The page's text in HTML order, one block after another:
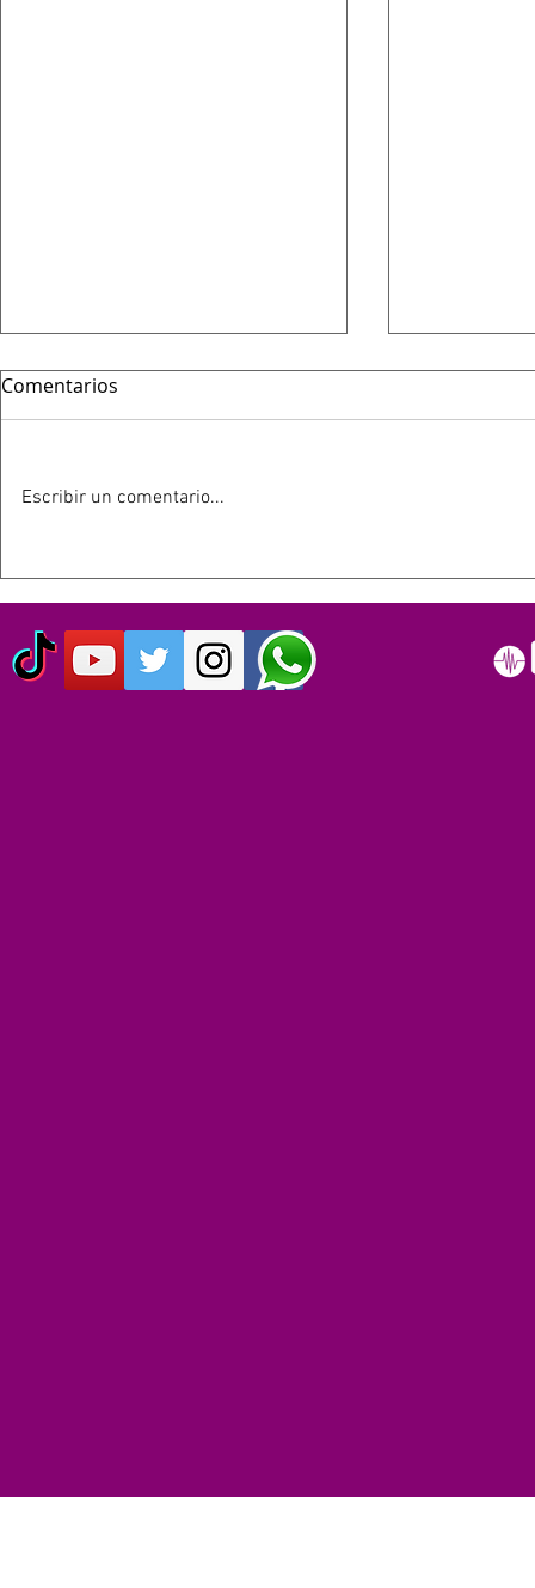
HOY 13 DE JULIO SE
CUMPLEN 40 AÑOS DEL LIVE
AID: EL EVENTO QUE
ORIGINO EL DÍA MUNDIAL
DEL ROCK
ESTE 12
SIMPSON
Comentarios
Escribir un comentario...